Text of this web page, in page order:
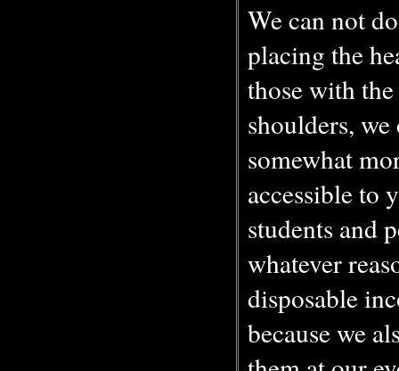
We can not
placing the
those with
shoulders, we
somewhat
accessible to
students and
whatever
disposable
because we